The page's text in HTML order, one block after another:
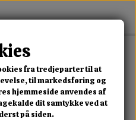
Motion Black Sneaker
fra tredjeparter til at
til markedsføring og
hjemmeside anvendes af
dit samtykke ved at
på siden.